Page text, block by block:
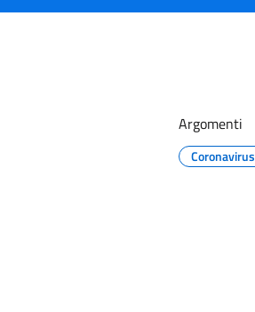
Argomenti
Coronavirus